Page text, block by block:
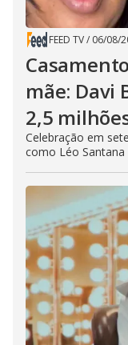
FEED TV/ 06/08/
mãe: Davi
2,5
Celebração em
como Léo Santana